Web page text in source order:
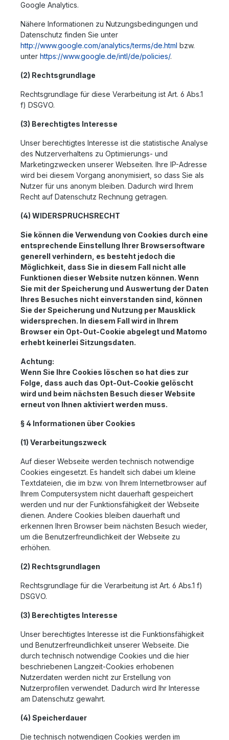
Google Analytics.
Nähere Informationen zu Nutzungsbedingungen und
Datenschutz finden Sie unter
http://www.google.com/analytics/terms/de.html bzw.
unter https://www.google.de/intl/de/policies/.
(2) Rechtsgrundlage
Rechtsgrundlage für diese Verarbeitung ist Art. 6 Abs.1
f) DSGVO.
(3) Berechtigtes Interesse
Unser berechtigtes Interesse ist die statistische Analyse
des Nutzerverhaltens zu Optimierungs- und
Marketingzwecken unserer Webseiten. Ihre IP-Adresse
wird bei diesem Vorgang anonymisiert, so dass Sie als
Nutzer für uns anonym bleiben. Dadurch wird Ihrem
Recht auf Datenschutz Rechnung getragen.
(4) WIDERSPRUCHSRECHT
Sie können die Verwendung von Cookies durch eine
entsprechende Einstellung Ihrer Browsersoftware
generell verhindern, es besteht jedoch die
Möglichkeit, dass Sie in diesem Fall nicht alle
Funktionen dieser Website nutzen können. Wenn
Sie mit der Speicherung und Auswertung der Daten
Ihres Besuches nicht einverstanden sind, können
Sie der Speicherung und Nutzung per Mausklick
widersprechen. In diesem Fall wird in Ihrem
Browser ein Opt-Out-Cookie abgelegt und Matomo
erhebt keinerlei Sitzungsdaten.
Achtung:
Wenn Sie Ihre Cookies löschen so hat dies zur
Folge, dass auch das Opt-Out-Cookie gelöscht
wird und beim nächsten Besuch dieser Website
erneut von Ihnen aktiviert werden muss.
§ 4 Informationen über Cookies
(1) Verarbeitungszweck
Auf dieser Webseite werden technisch notwendige
Cookies eingesetzt. Es handelt sich dabei um kleine
Textdateien, die im bzw. von Ihrem Internetbrowser auf
Ihrem Computersystem nicht dauerhaft gespeichert
werden und nur der Funktionsfähigkeit der Webseite
dienen. Andere Cookies bleiben dauerhaft und
erkennen Ihren Browser beim nächsten Besuch wieder,
um die Benutzerfreundlichkeit der Webseite zu
erhöhen.
(2) Rechtsgrundlagen
Rechtsgrundlage für die Verarbeitung ist Art. 6 Abs.1 f)
DSGVO.
(3) Berechtigtes Interesse
Unser berechtigtes Interesse ist die Funktionsfähigkeit
und Benutzerfreundlichkeit unserer Webseite. Die
durch technisch notwendige Cookies und die hier
beschriebenen Langzeit-Cookies erhobenen
Nutzerdaten werden nicht zur Erstellung von
Nutzerprofilen verwendet. Dadurch wird Ihr Interesse
am Datenschutz gewahrt.
(4) Speicherdauer
Die technisch notwendigen Cookies werden im